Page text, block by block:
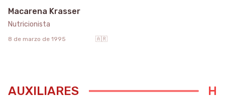
Macarena Krasser
Nutricionista
8 de marzo de 1995 🇦🇷
AUXILIARES